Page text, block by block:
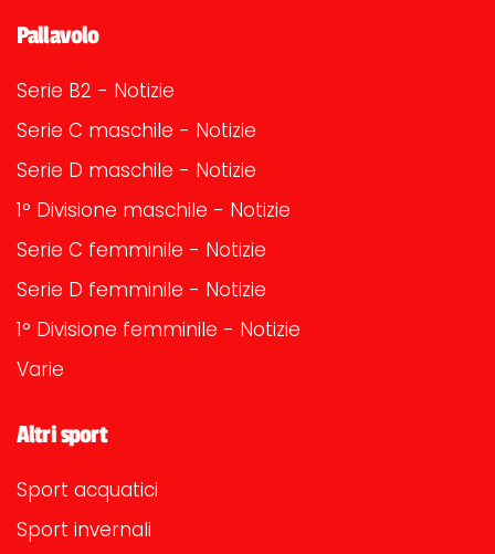
Pallavolo
Serie B2 - Notizie
Serie C maschile - Notizie
Serie D maschile - Notizie
1° Divisione maschile - Notizie
Serie C femminile - Notizie
Serie D femminile - Notizie
1° Divisione femminile - Notizie
Varie
Altri sport
Sport acquatici
Sport invernali